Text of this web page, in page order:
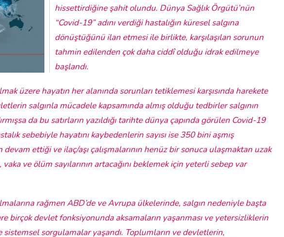
hissettirdiğine şahit olundu. Dünya Sağlık Örgütü’nün
“Covid-19” adını verdiği hastalığın küresel salgına
dönüştüğünü ilan etmesi ile birlikte, karşılaşılan sorunun
tahmin edilenden çok daha ciddî olduğu idrak edilmeye
başlandı.
üzere hayatın her alanında sorunları tetiklemesi karşısında harekete
salgınla mücadele kapsamında almış olduğu tedbirler salgının
da bu satırların yazıldığı tarihte dünya çapında görülen Covid-19
sebebiyle hayatını kaybedenlerin sayısı ise 350 bini aşmış
devam ettiği ve ilaç/aşı çalışmalarının henüz bir sonuca ulaşmaktan uzak
vaka ve ölüm sayılarının artacağını beklemek için yeterli sebep var
rağmen ABD’de ve Avrupa ülkelerinde, salgın nedeniyle başta
birçok devlet fonksiyonunda aksamaların yaşanması ve yetersizliklerin
sorgulamalar yaşandı. Toplumların ve devletlerin,